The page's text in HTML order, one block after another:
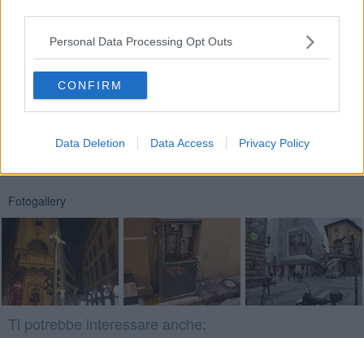
Personal Data Processing Opt Outs
CONFIRM
Data Deletion Data Access Privacy Policy
Se vuoi leggere le notizie principali della Toscana iscriviti alla
alle 20:00 direttamente nella tua casella di posta.
Fotogallery
Ti potrebbe interessare anche: